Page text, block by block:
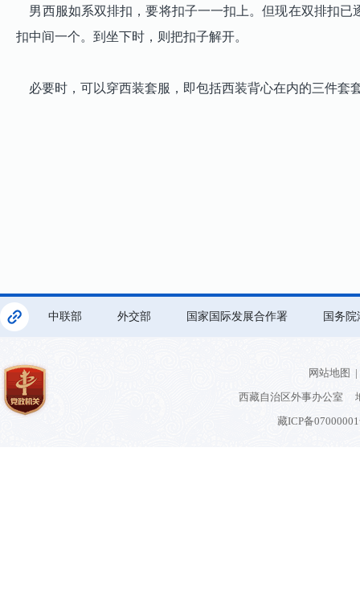
男西服如系双排扣，要将扣子一一扣上。但现在双排扣已
扣中间一个。到坐下时，则把扣子解开。
必要时，可以穿西装套服，即包括西装背心在内的三件套
中联部 外交部 国家国际发展合作署 国务
网站地图 |
西藏自治区外事办公室
藏ICP备